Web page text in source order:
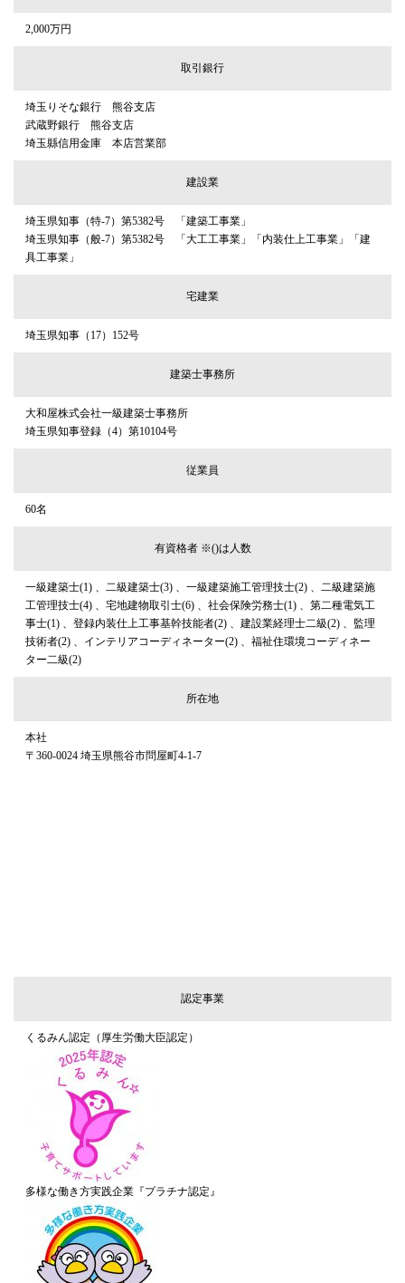
2,000万円
取引銀行
埼玉りそな銀行 熊谷支店
武蔵野銀行 熊谷支店
埼玉縣信用金庫 本店営業部
建設業
埼玉県知事（特-7）第5382号 「建築工事業」
埼玉県知事（般-7）第5382号 「大工工事業」「内装仕上工事業」「建
具工事業」
宅建業
埼玉県知事（17）152号
建築士事務所
大和屋株式会社一級建築士事務所
埼玉県知事登録（4）第10104号
従業員
60名
有資格者 ※()は人数
一級建築士(1) 、二級建築士(3) 、一級建築施工管理技士(2) 、二級建築施
工管理技士(4) 、宅地建物取引士(6) 、社会保険労務士(1) 、第二種電気工
事士(1) 、登録内装仕上工事基幹技能者(2) 、建設業経理士二級(2) 、監理
技術者(2) 、インテリアコーディネーター(2) 、福祉住環境コーディネー
ター二級(2)
所在地
本社
〒360-0024 埼玉県熊谷市問屋町4-1-7
認定事業
くるみん認定（厚生労働大臣認定）
多様な働き方実践企業『プラチナ認定』